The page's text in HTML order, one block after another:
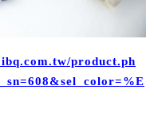
product.ph